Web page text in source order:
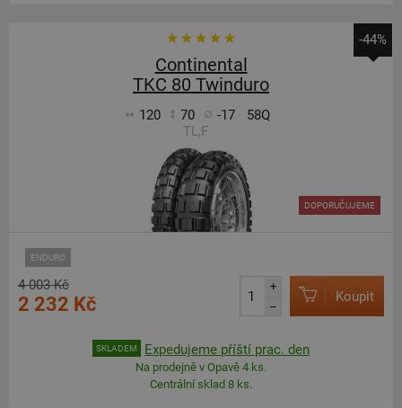
-44%
Continental
TKC 80 Twinduro
120 70 -17
58Q
TL,F
ENDURO
DOPORUČUJEME
4 003 Kč
2 232 Kč
+
–
Koupit
SKLADEM Expedujeme příští prac. den
Na prodejně v Opavě 4 ks.
Centrální sklad 8 ks.